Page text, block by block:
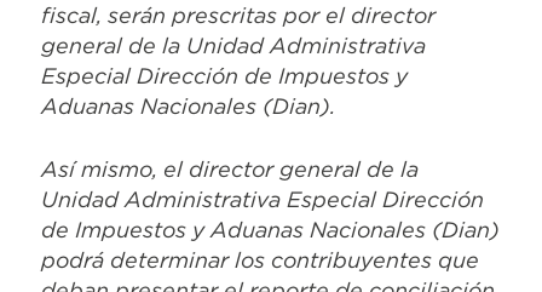
fiscal, serán prescritas por el director
general de la Unidad Administrativa
Especial Dirección de Impuestos y
Aduanas Nacionales (Dian).
Así mismo, el director general de la
Unidad Administrativa Especial Dirección
de Impuestos y Aduanas Nacionales (Dian)
podrá determinar los contribuyentes que